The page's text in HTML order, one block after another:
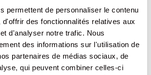
permettent de personnaliser le contenu
d'offrir des fonctionnalités relatives aux
d'analyser notre trafic. Nous
des informations sur l'utilisation de
partenaires de médias sociaux, de
qui peuvent combiner celles-ci
1,8KG /1
MR FREEZE CLASSIC ASSORT
45ML C/140